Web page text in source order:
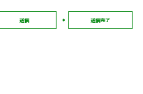
送信 送信完了